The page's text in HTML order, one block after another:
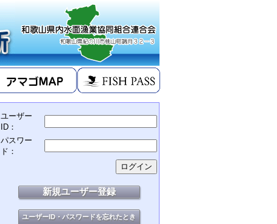
ユーザー
ID：
パスワー
ド：
新規ユーザー登録
ユーザーID・パスワードを忘れたとき